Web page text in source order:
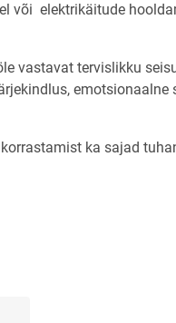
või elektrikäitude
vastavat tervislikku
emotsionaalne
ka sajad